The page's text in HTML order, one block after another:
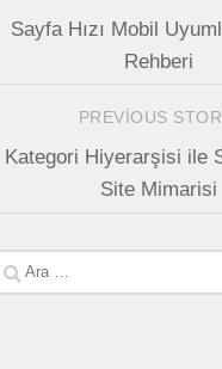
Sayfa Hızı Mobil
Rehberi
PREVIOUS
Kategori Hiyerarşisi ile
Site Mimarisi
Arama: